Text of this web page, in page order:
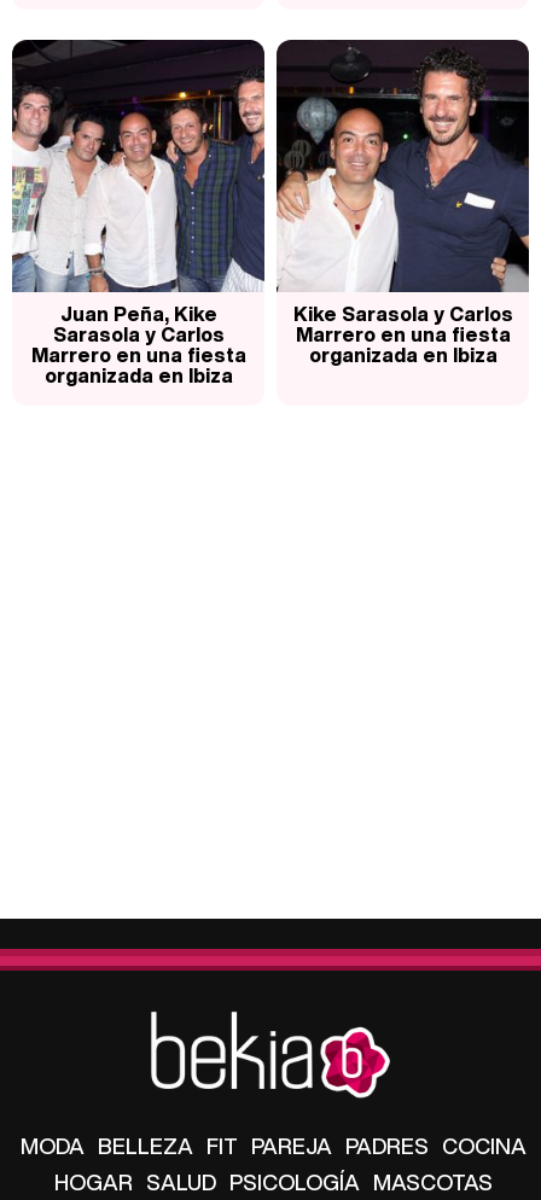
Juan Peña, Kike
Sarasola y Carlos
Marrero en una fiesta
organizada en Ibiza
Kike Sarasola y Carlos
Marrero en una fiesta
organizada en Ibiza
MODA BELLEZA FIT PAREJA PADRES COCINA
HOGAR SALUD PSICOLOGÍA MASCOTAS